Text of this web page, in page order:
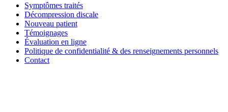
Symptômes traités
Décompression discale
Nouveau patient
Témoignages
Évaluation en ligne
Politique de confidentialité & des renseignements personnels
Contact